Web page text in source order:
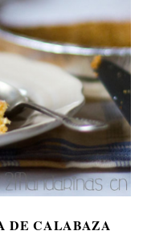
DE CALABAZA